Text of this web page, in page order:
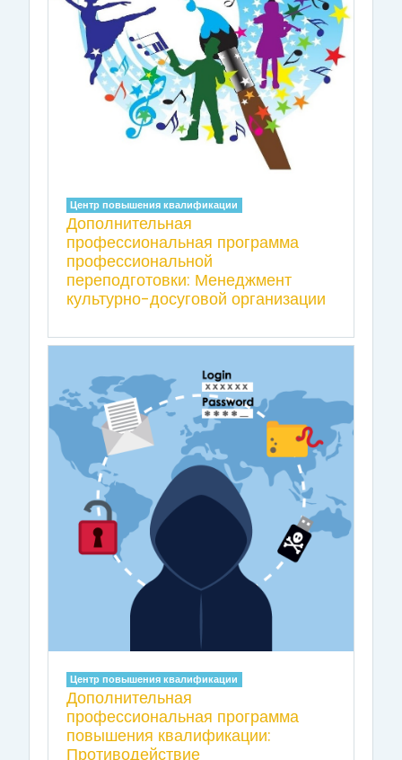
Центр повышения квалификации
Дополнительная
профессиональная программа
профессиональной
переподготовки: Менеджмент
культурно-досуговой организации
Центр повышения квалификации
Дополнительная
профессиональная программа
повышения квалификации:
Противодействие